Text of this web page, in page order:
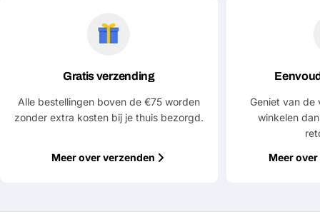
Gratis verzending
Alle bestellingen boven de €75 worden
zonder extra kosten bij je thuis bezorgd.
Meer over verzenden
Geniet van de
winkelen
Meer